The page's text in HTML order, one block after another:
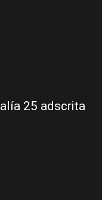
25 adscrita